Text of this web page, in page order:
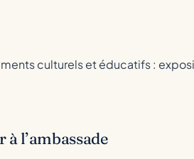
culturels et éducatifs :
l’ambassade